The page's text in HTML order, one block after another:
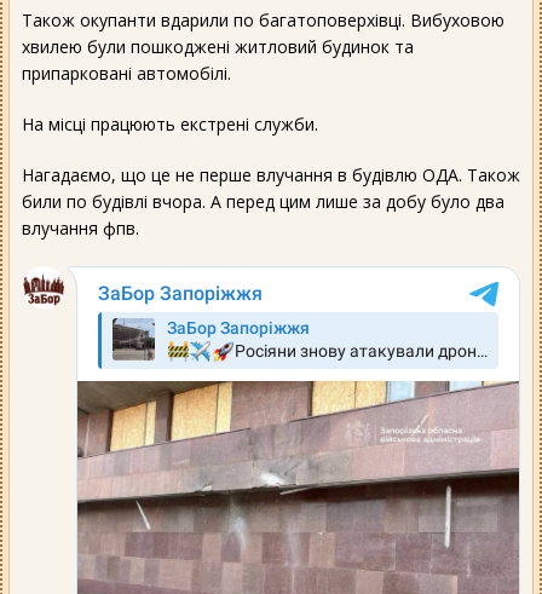
Також окупанти вдарили по багатоповерхівці. Вибуховою
хвилею були пошкоджені житловий будинок та
припарковані автомобілі.
На місці працюють екстрені служби.
Нагадаємо, що це не перше влучання в будівлю ОДА. Також
били по будівлі вчора. А перед цим лише за добу було два
влучання фпв.